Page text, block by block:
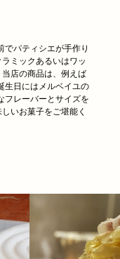
でパティシエが手作り
ミックあるいはワッ
店の商品は、例えば
生日にはメルベイユの
フレーバーとサイズを
いお菓子をご堪能く